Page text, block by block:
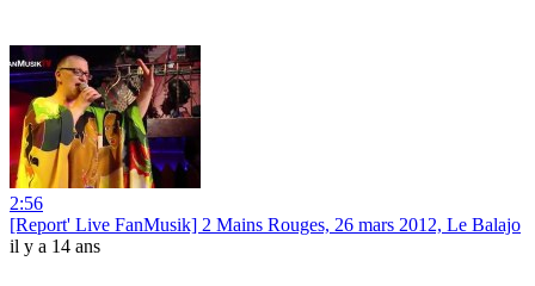
2:56
[Report' Live FanMusik] 2 Mains Rouges, 26 mars 2012, Le Balajo
il y a 14 ans